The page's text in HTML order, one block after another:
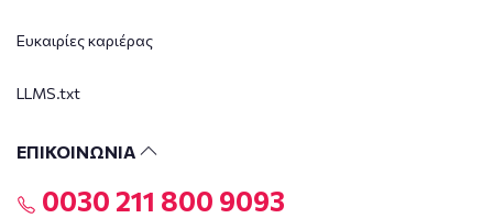
Ευκαιρίες καριέρας
LLMS.txt
ΕΠΙΚΟΙΝΩΝΙΑ
0030 211 800 9093